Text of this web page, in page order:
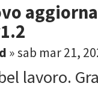
» sab mar 21,
lavoro.